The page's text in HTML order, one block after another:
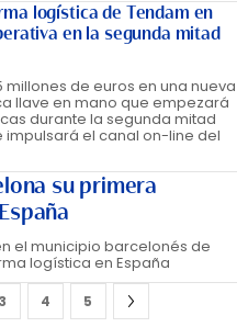
logística de Tendam en
en la segunda mitad
millones de euros en una nueva
llave en mano que empezará
durante la segunda mitad
impulsará el canal on-line del
su primera
el municipio barcelonés de
logística en España
3 4 5